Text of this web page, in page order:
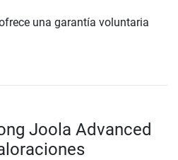
una garantía voluntaria
Joola Advanced